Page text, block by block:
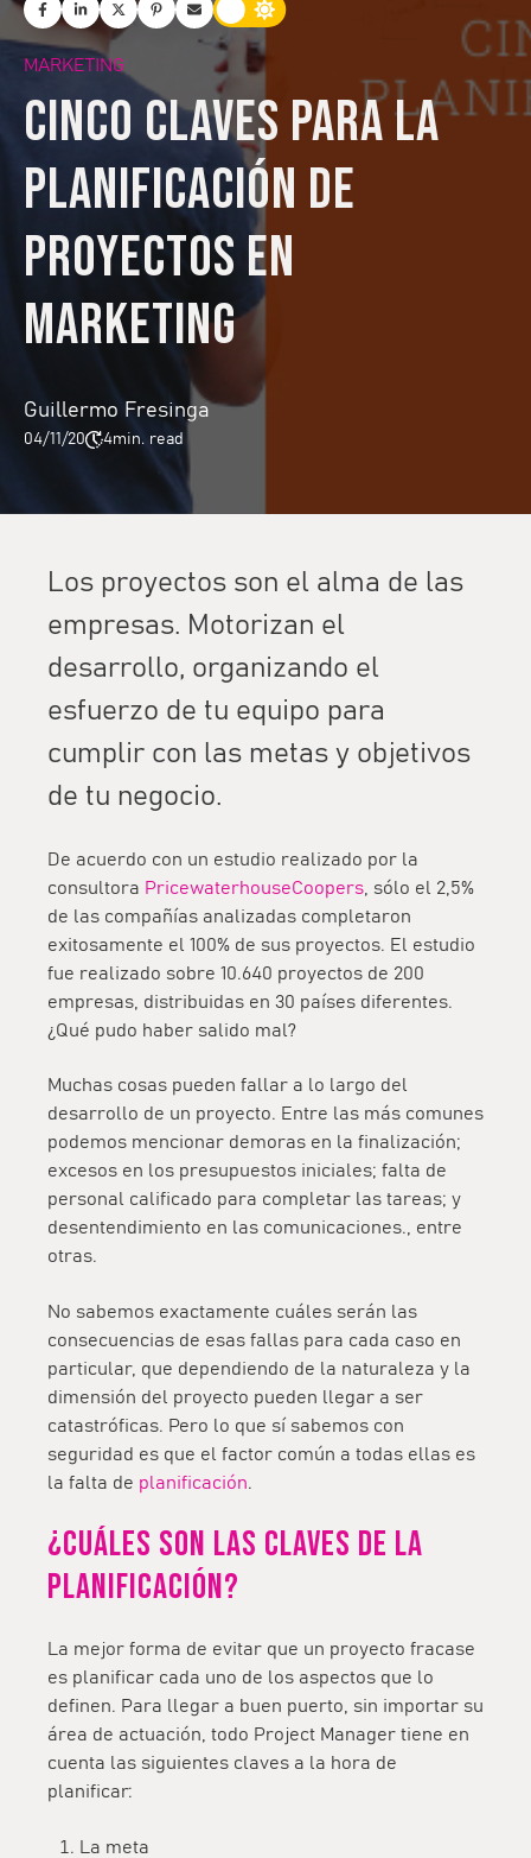
MARKETING
Cinco claves para la
planificación de
proyectos en
marketing
Guillermo Fresinga
04/11/20 4min. read
Los proyectos son el alma de las
empresas. Motorizan el
desarrollo, organizando el
esfuerzo de tu equipo para
cumplir con las metas y objetivos
de tu negocio.
De acuerdo con un estudio realizado por la
consultora PricewaterhouseCoopers , sólo el 2,5%
de las compañías analizadas completaron
exitosamente el 100% de sus proyectos. El estudio
fue realizado sobre 10.640 proyectos de 200
empresas, distribuidas en 30 países diferentes.
¿Qué pudo haber salido mal?
Muchas cosas pueden fallar a lo largo del
desarrollo de un proyecto. Entre las más comunes
podemos mencionar demoras en la finalización;
excesos en los presupuestos iniciales; falta de
personal calificado para completar las tareas; y
desentendimiento en las comunicaciones., entre
otras.
No sabemos exactamente cuáles serán las
consecuencias de esas fallas para cada caso en
particular, que dependiendo de la naturaleza y la
dimensión del proyecto pueden llegar a ser
catastróficas. Pero lo que sí sabemos con
seguridad es que el factor común a todas ellas es
la falta de planificación.
¿Cuáles son las claves de la
planificación?
La mejor forma de evitar que un proyecto fracase
es planificar cada uno de los aspectos que lo
definen. Para llegar a buen puerto, sin importar su
área de actuación, todo Project Manager tiene en
cuenta las siguientes claves a la hora de
planificar:
La meta